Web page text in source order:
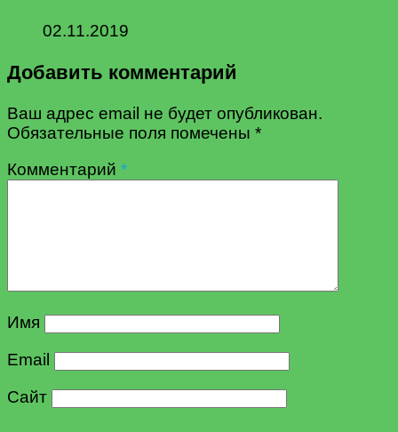
02.11.2019
Добавить комментарий
Ваш адрес email не будет опубликован.
Обязательные поля помечены *
Комментарий *
Имя
Email
Сайт